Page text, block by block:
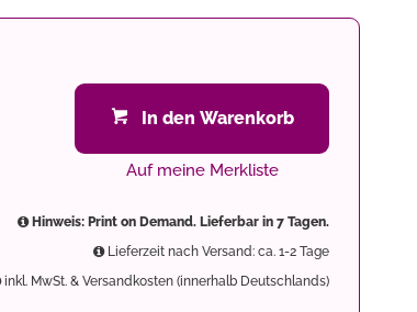
In den Warenkorb
Auf meine Merkliste
Hinweis: Print on Demand. Lieferbar in 7 Tagen.
Lieferzeit nach Versand: ca. 1-2 Tage
inkl. MwSt. & Versandkosten (innerhalb Deutschlands)